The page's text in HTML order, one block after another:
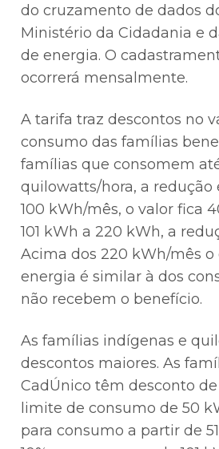
do cruzamento de dados
Ministério da Cidadania e
de energia. O
ocorrerá mensalmente.
A tarifa traz descontos no
consumo das famílias
famílias que consomem
quilowatts/hora, a redução
100 kWh/mês, o valor fica
101 kWh a 220 kWh, a
Acima dos 220 kWh/mês o
energia é similar à dos
não recebem o benefício.
As famílias indígenas e
descontos maiores. As
CadÚnico têm desconto de
limite de consumo de 50
para consumo a partir de